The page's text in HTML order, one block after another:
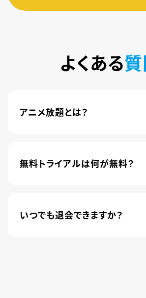
よくある
アニメ放題とは？
されました。
無料トライアルは何が無料？
いつでも退会できますか？